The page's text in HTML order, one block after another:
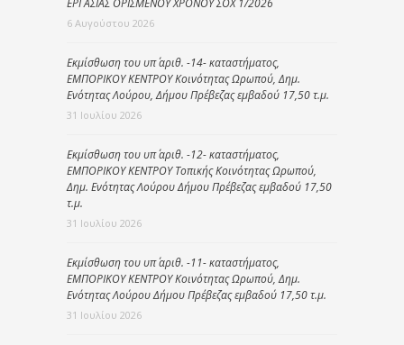
6 Αυγούστου 2026
Εκμίσθωση του υπ΄ αριθ. -14- καταστήματος,
ΕΜΠΟΡΙΚΟΥ ΚΕΝΤΡΟΥ Κοινότητας Ωρωπού, Δημ.
Ενότητας Λούρου, Δήμου Πρέβεζας εμβαδού 17,50 τ.μ.
31 Ιουλίου 2026
Εκμίσθωση του υπ΄ αριθ. -12- καταστήματος,
ΕΜΠΟΡΙΚΟΥ ΚΕΝΤΡΟΥ Τοπικής Κοινότητας Ωρωπού,
Δημ. Ενότητας Λούρου Δήμου Πρέβεζας εμβαδού 17,50
τ.μ.
31 Ιουλίου 2026
Εκμίσθωση του υπ΄ αριθ. -11- καταστήματος,
ΕΜΠΟΡΙΚΟΥ ΚΕΝΤΡΟΥ Κοινότητας Ωρωπού, Δημ.
Ενότητας Λούρου Δήμου Πρέβεζας εμβαδού 17,50 τ.μ.
31 Ιουλίου 2026